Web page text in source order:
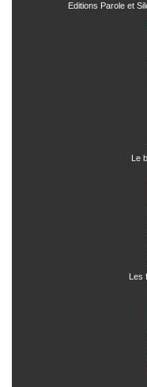
Editions Parole et
Le
Les